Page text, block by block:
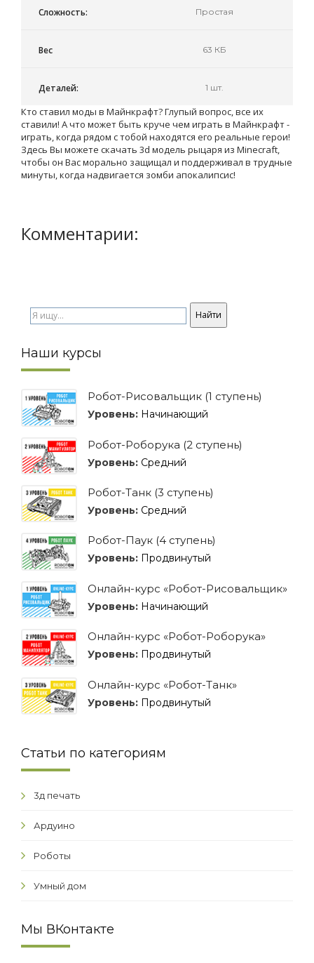
Сложность: Простая
Вес 63 КБ
Деталей: 1 шт.
Кто ставил моды в Майнкрафт? Глупый вопрос, все их
ставили! А что может быть круче чем играть в Майнкрафт -
играть, когда рядом с тобой находятся его реальные герои!
Здесь Вы можете скачать 3d модель рыцаря из Minecraft,
чтобы он Вас морально защищал и поддерживал в трудные
минуты, когда надвигается зомби апокалипсис!
Комментарии:
Наши курсы
Робот-Рисовальщик (1 ступень)
Уровень: Начинающий
Робот-Роборука (2 ступень)
Уровень: Средний
Робот-Танк (3 ступень)
Уровень: Средний
Робот-Паук (4 ступень)
Уровень: Продвинутый
Онлайн-курс «Робот-Рисовальщик»
Уровень: Начинающий
Онлайн-курс «Робот-Роборука»
Уровень: Продвинутый
Онлайн-курс «Робот-Танк»
Уровень: Продвинутый
Статьи по категориям
3д печать
Ардуино
Роботы
Умный дом
Мы ВКонтакте